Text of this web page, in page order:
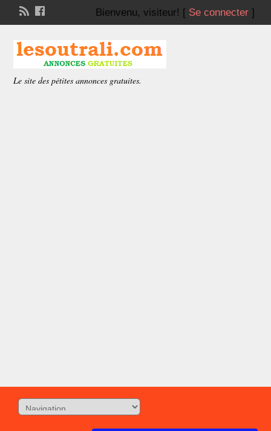
Bienvenu, visiteur! [ Se connecter]
Le site des pétites annonces gratuites.